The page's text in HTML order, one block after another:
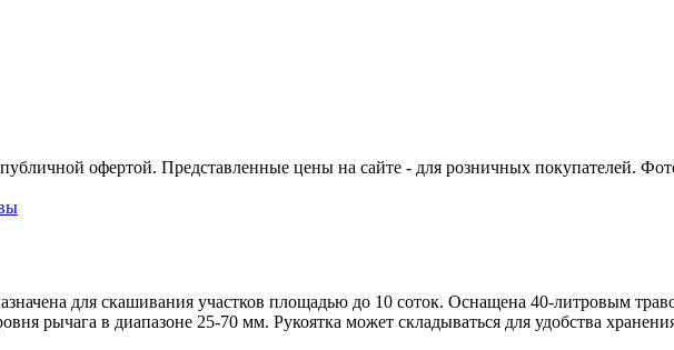
офертой. Представленные цены на сайте - для розничных покупателей.
для скашивания участков площадью до 10 соток. Оснащена 40-литровым
рычага в диапазоне 25-70 мм. Рукоятка может складываться для удобства